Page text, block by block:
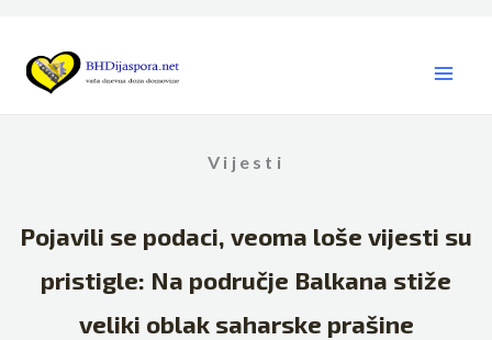
content
Vijesti
Pojavili se podaci, veoma loše vijesti su
pristigle: Na područje Balkana stiže
veliki oblak saharske prašine